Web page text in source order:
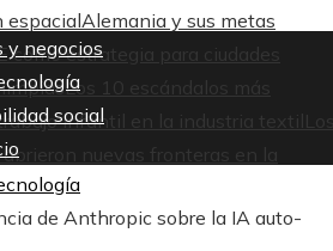
espacialAlemania y sus metas
como estrategia para ciudades
Los 10 escándalos más
infantil en la industria textil
nuevas fronteras en la
y negocios
social
de Anthropic sobre la IA auto-